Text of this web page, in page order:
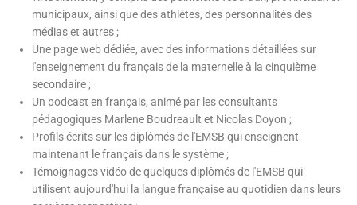
municipaux, ainsi que des athlètes, des personnalités des
médias et autres ;
Une page web dédiée, avec des informations détaillées sur
l'enseignement du français de la maternelle à la cinquième
secondaire ;
Un podcast en français, animé par les consultants
pédagogiques Marlene Boudreault et Nicolas Doyon ;
Profils écrits sur les diplômés de l'EMSB qui enseignent
maintenant le français dans le système ;
Témoignages vidéo de quelques diplômés de l'EMSB qui
utilisent aujourd'hui la langue française au quotidien dans leurs